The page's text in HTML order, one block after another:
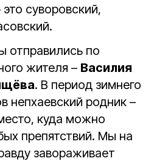
суворовский,
отправились по
жителя – Василия
. В период зимнего
непхаевский родник –
куда можно
препятствий. Мы на
завораживает